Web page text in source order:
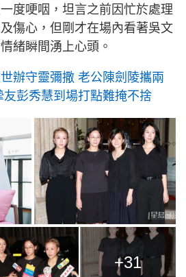
度哽咽，坦言之前因忙於處理
傷心，但剛才在場內看著吳文
緒瞬間湧上心頭。
辦守靈彌撒 老公陳劍陵攜兩
彭秀慧到場打點難掩不捨
+31